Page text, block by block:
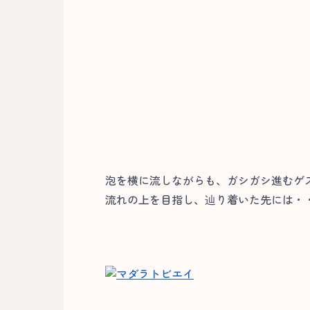
泡を横に流しながらも、ガシガシ進むゲ
流れの上を目指し、辿り着いた先には・